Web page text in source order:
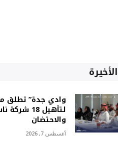
الأخيرة
وادي جدة” تطلق
لتأهيل 18
والاحتضان
أغسطس 7, 2026